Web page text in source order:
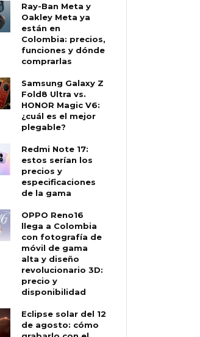
Ray-Ban Meta y
Oakley Meta ya
están en
Colombia: precios,
funciones y dónde
comprarlas
Samsung Galaxy Z
Fold8 Ultra vs.
HONOR Magic V6:
¿cuál es el mejor
plegable?
Redmi Note 17:
estos serían los
precios y
especificaciones
de la gama
OPPO Reno16
llega a Colombia
con fotografía de
móvil de gama
alta y diseño
revolucionario 3D:
precio y
disponibilidad
Eclipse solar del 12
de agosto: cómo